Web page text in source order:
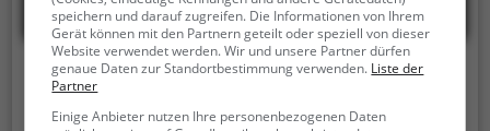
Defne
Hirschbachstraße 10, 73431 Aalen
speichern und darauf zugreifen. Die Informationen von Ihrem
Gerät können mit den Partnern geteilt oder speziell von dieser
Website verwendet werden. Wir und unsere Partner dürfen
genaue Daten zur Standortbestimmung verwenden. Liste der
Partner
Einige Anbieter nutzen Ihre personenbezogenen Daten